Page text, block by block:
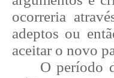
ocorreria
adeptos ou
aceitar o novo
O período